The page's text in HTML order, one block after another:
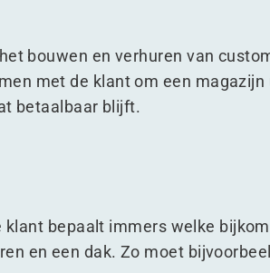
bouwen en verhuren van
met de klant om een
betaalbaar blijft.
bepaalt immers welke
en een dak. Zo moet